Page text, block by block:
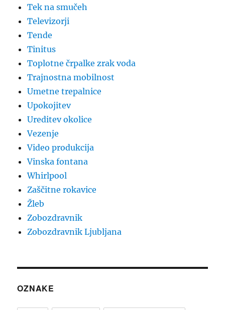
Tek na smučeh
Televizorji
Tende
Tinitus
Toplotne črpalke zrak voda
Trajnostna mobilnost
Umetne trepalnice
Upokojitev
Ureditev okolice
Vezenje
Video produkcija
Vinska fontana
Whirlpool
Zaščitne rokavice
Žleb
Zobozdravnik
Zobozdravnik Ljubljana
OZNAKE